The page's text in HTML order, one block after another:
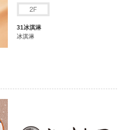
31冰淇淋
冰淇淋